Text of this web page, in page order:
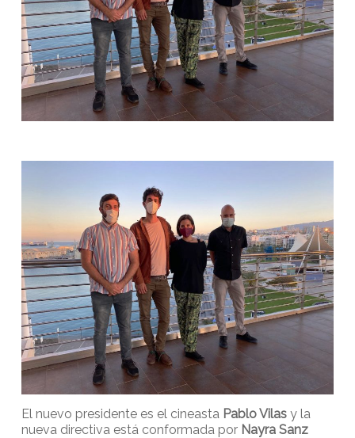
El nuevo presidente es el cineasta Pablo Vilasy la
nueva directiva está conformada por Nayra Sanz